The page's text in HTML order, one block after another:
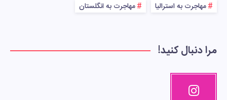
مهاجرت به استرالیا
مهاجرت به انگلستان
مرا دنبال کنید!